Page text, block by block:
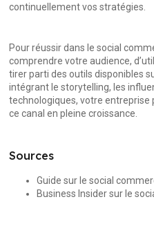
continuellement vos stratégies.
Pour réussir dans le social
comprendre votre audience,
tirer parti des outils disponibles
intégrant le storytelling, les
technologiques, votre entreprise
ce canal en pleine croissance.
Sources
Guide sur le social
Business Insider sur le